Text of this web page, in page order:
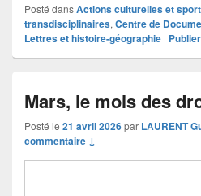
Posté dansActions culturelles et
transdisciplinaires, Centre de
Lettres et histoire-géographie |
Mars, le mois des
Posté le 21 avril 2026par LAURENT
commentaire ↓